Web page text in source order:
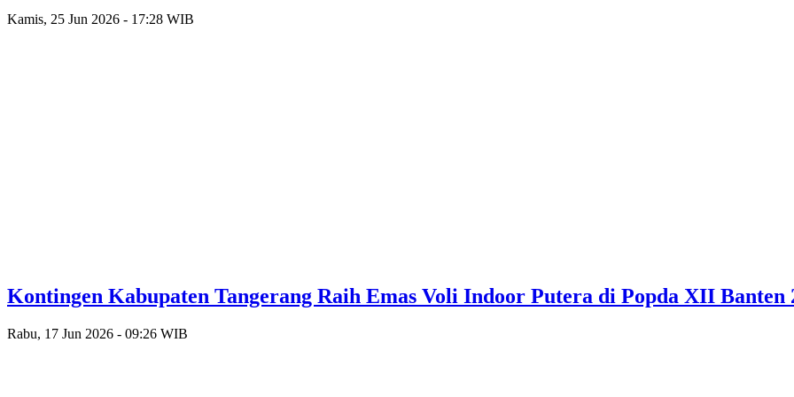
Kamis, 25 Jun 2026 - 17:28 WIB
Kontingen Kabupaten Tangerang Raih Emas Voli Indoor Putera di Popda XII Banten
Rabu, 17 Jun 2026 - 09:26 WIB